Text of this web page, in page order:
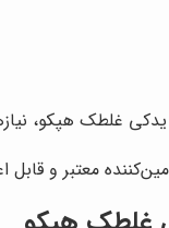
یدکی غلطک هپکو،
معتبر و